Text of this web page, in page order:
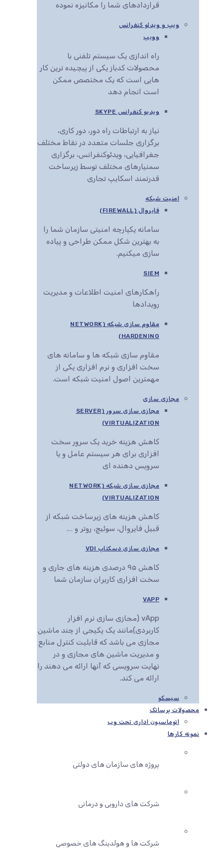
قراردادهای شما را مکانیزه نموده
ویپ و ویدئو کنفرانس
وویپ
راه اندازی یک سیستم تلفنی با
محصولات کدباز یکی از پیچیده ترین کار
هایی است که یک مختصص ممکن
است انجام دهد
ویدیو کنفرانس SKYPE
نیاز به ارتباطات راه دور، دور کاری،
برگزاری جلسات متعدد در نقاط مختلف
جغرافیایی، ویدئوکنفرانس، برگزاری
سمنیارهای مختلف توسط زیرساخت
قدرتمند اسکایپ تجاری
امنیت شبکه
فایروال (FIREWALL)
سامانه یکپارچه امنیتی سازمان شما را
به بهترین شکل ممکن طراحی و پیاده
سازی میکنیم.
SIEM
راهکارهای امنیت اطلاعات و مدیریت
رویدادها
مقاوم سازی شبکه (NETWORK
HARDENING)
مقاوم سازی شبکه ها و سامانه های
سخت افزاری و نرم افزاری یکی از
مهمترین اصول امنیت شبکه است.
مجازی سازی
مجازی سازی سرور (SERVER
VIRTUALIZATION)
کاهش هزینه خرید یک سرور سخت
افزاری برای هر سیستم عامل و یا
سرویس دهنده ای
مجازی سازی شبکه (NETWORK
VIRTUALIZATION)
کاهش هزینه های زیرساخت شبکه از
قبیل فایروال، سوئیچ، روتر و ….
مجازی سازی دسکتاپ VDI
کاهش ۹۵ درصدی هزینه های جاری و
سخت افزاری کاربران سازمان شما
VAPP
vApp (مجازی سازی نرم افزار
کاربردی)مانند یک پکیجی از چند ماشین
مجازی می باشد که قابلیت کنترل منابع
و مدیریت ماشین های مجازی و در
نهایت سرویسی که آنها ارائه می دهند را
ارائه می کند.
سیسکو
محصولات پرساتک
اتوماسیون اداری تحت وب
نمونه کارها
پروژه های سازمان های دولتی
شرکت های دارویی و درمانی
شرکت ها و هولدینگ های خصوصی